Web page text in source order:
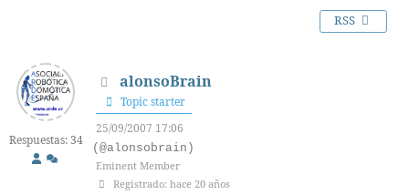
RSS
Respuestas: 34
alonsoBrain
Topic starter
25/09/2007 17:06
(@alonsobrain)
Eminent Member
Registrado: hace 20 años